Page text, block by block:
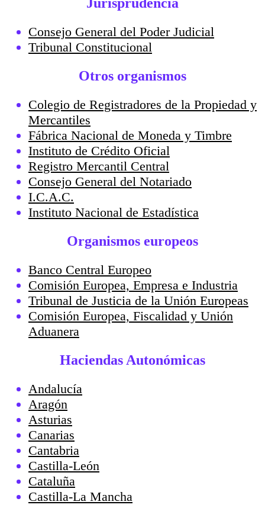
Consejo General del Poder Judicial
Tribunal Constitucional
Otros organismos
Colegio de Registradores de la Propiedad y
Mercantiles
Fábrica Nacional de Moneda y Timbre
Instituto de Crédito Oficial
Registro Mercantil Central
Consejo General del Notariado
I.C.A.C.
Instituto Nacional de Estadística
Organismos europeos
Banco Central Europeo
Comisión Europea, Empresa e Industria
Tribunal de Justicia de la Unión Europeas
Comisión Europea, Fiscalidad y Unión
Aduanera
Haciendas Autonómicas
Andalucía
Aragón
Asturias
Canarias
Cantabria
Castilla-León
Cataluña
Castilla-La Mancha